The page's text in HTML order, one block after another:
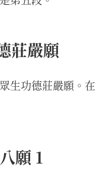
莊嚴願
生功德莊嚴願。在
願 1